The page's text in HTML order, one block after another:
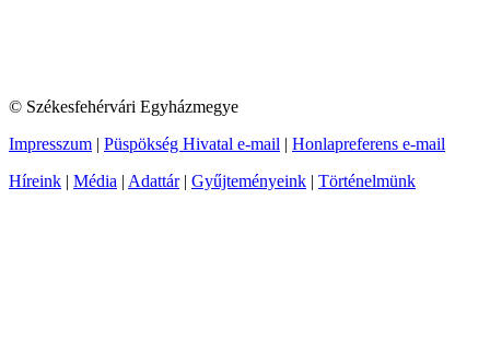
© Székesfehérvári Egyházmegye
Impresszum | Püspökség Hivatal e-mail | Honlapreferens e-mail
Híreink | Média | Adattár| Gyűjteményeink | Történelmünk